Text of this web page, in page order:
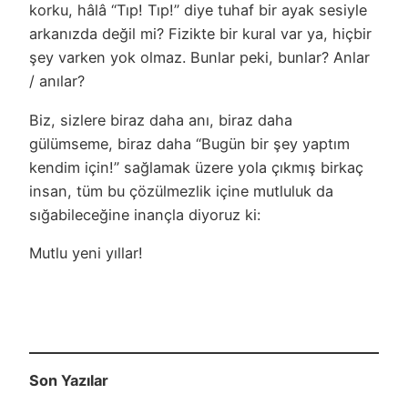
korku, hâlâ “Tıp! Tıp!” diye tuhaf bir ayak sesiyle
arkanızda değil mi? Fizikte bir kural var ya, hiçbir
şey varken yok olmaz. Bunlar peki, bunlar? Anlar
/ anılar?
Biz, sizlere biraz daha anı, biraz daha
gülümseme, biraz daha “Bugün bir şey yaptım
kendim için!” sağlamak üzere yola çıkmış birkaç
insan, tüm bu çözülmezlik içine mutluluk da
sığabileceğine inançla diyoruz ki:
Mutlu yeni yıllar!
Son Yazılar